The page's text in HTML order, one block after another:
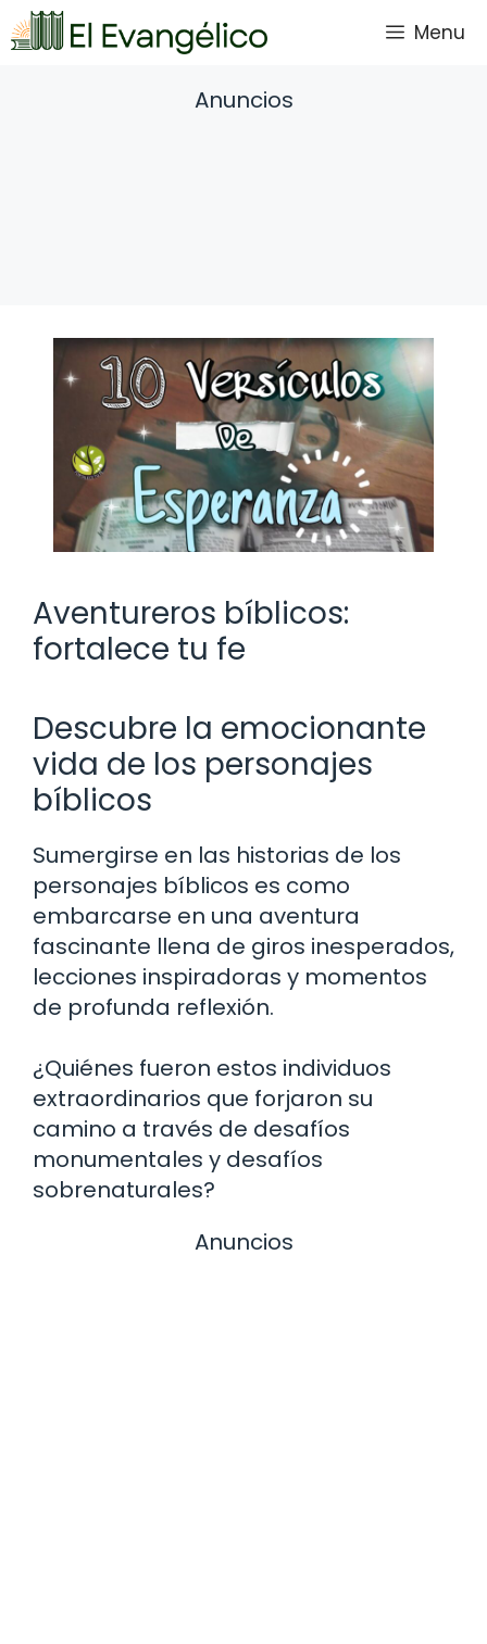
Saltar
al
Menu
Anuncios
Aventureros bíblicos:
fortalece tu fe
Descubre la emocionante
vida de los personajes
bíblicos
Sumergirse en las historias de los
personajes bíblicos es como
embarcarse en una aventura
fascinante llena de giros inesperados,
lecciones inspiradoras y momentos
de profunda reflexión.
¿Quiénes fueron estos individuos
extraordinarios que forjaron su
camino a través de desafíos
monumentales y desafíos
sobrenaturales?
Anuncios